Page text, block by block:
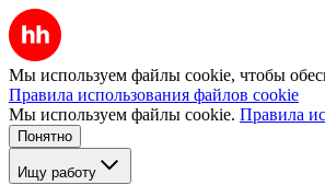
Мы используем файлы cookie, чтобы
Правила использования файлов cookie
Мы используем файлы cookie. Правила
Понятно
Ищу работу